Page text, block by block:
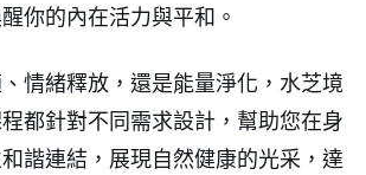
你的內在活力與平和。
情緒釋放，還是能量淨化，水芝境
都針對不同需求設計，幫助您在身
諧連結，展現自然健康的光采，達